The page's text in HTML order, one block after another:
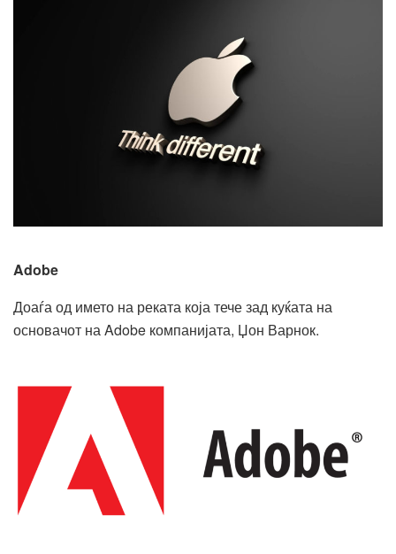
Adobe
Доаѓа од името на реката која тече зад куќата на
основачот на Adobe компанијата, Џон Варнок.